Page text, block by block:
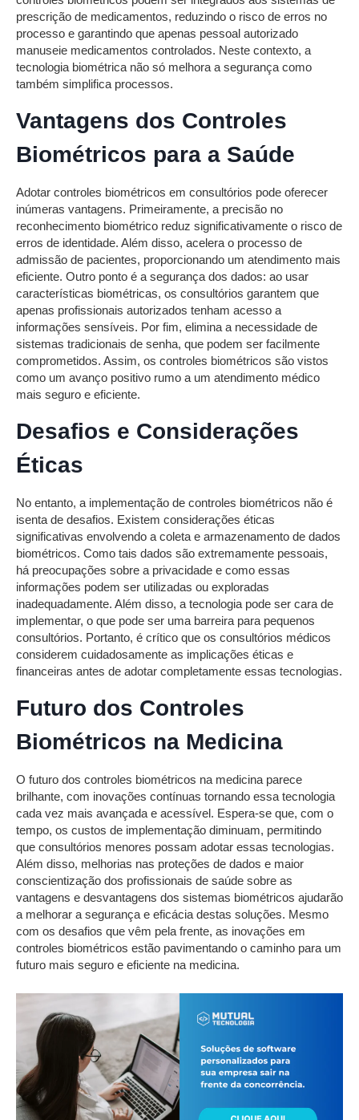
prescrição de medicamentos, reduzindo o risco de erros no
processo e garantindo que apenas pessoal autorizado
manuseie medicamentos controlados. Neste contexto, a
tecnologia biométrica não só melhora a segurança como
também simplifica processos.
Vantagens dos Controles
Biométricos para a Saúde
Adotar controles biométricos em consultórios pode oferecer
inúmeras vantagens. Primeiramente, a precisão no
reconhecimento biométrico reduz significativamente o risco de
erros de identidade. Além disso, acelera o processo de
admissão de pacientes, proporcionando um atendimento mais
eficiente. Outro ponto é a segurança dos dados: ao usar
características biométricas, os consultórios garantem que
apenas profissionais autorizados tenham acesso a
informações sensíveis. Por fim, elimina a necessidade de
sistemas tradicionais de senha, que podem ser facilmente
comprometidos. Assim, os controles biométricos são vistos
como um avanço positivo rumo a um atendimento médico
mais seguro e eficiente.
Desafios e Considerações
Éticas
No entanto, a implementação de controles biométricos não é
isenta de desafios. Existem considerações éticas
significativas envolvendo a coleta e armazenamento de dados
biométricos. Como tais dados são extremamente pessoais,
há preocupações sobre a privacidade e como essas
informações podem ser utilizadas ou exploradas
inadequadamente. Além disso, a tecnologia pode ser cara de
implementar, o que pode ser uma barreira para pequenos
consultórios. Portanto, é crítico que os consultórios médicos
considerem cuidadosamente as implicações éticas e
financeiras antes de adotar completamente essas tecnologias.
Futuro dos Controles
Biométricos na Medicina
O futuro dos controles biométricos na medicina parece
brilhante, com inovações contínuas tornando essa tecnologia
cada vez mais avançada e acessível. Espera-se que, com o
tempo, os custos de implementação diminuam, permitindo
que consultórios menores possam adotar essas tecnologias.
Além disso, melhorias nas proteções de dados e maior
conscientização dos profissionais de saúde sobre as
vantagens e desvantagens dos sistemas biométricos ajudarão
a melhorar a segurança e eficácia destas soluções. Mesmo
com os desafios que vêm pela frente, as inovações em
controles biométricos estão pavimentando o caminho para um
futuro mais seguro e eficiente na medicina.